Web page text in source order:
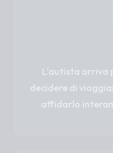
L'autista arriva
decidere di
affidarlo